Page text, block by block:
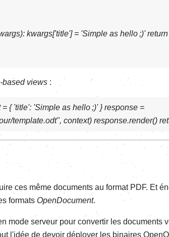
kwargs['title'] = 'Simple as hello ;)'
based views :
{ 'title': 'Simple as hello ;)' } response =
template.odt", context) response.render()
ces même documents au format PDF. Et
formats OpenDocument.
mode serveur pour convertir les documents
l'idée de devoir déployer les binaires